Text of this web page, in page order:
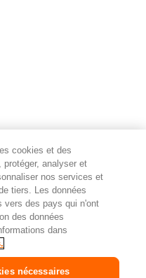
user/
cookies et des
protéger, analyser et
nos services et
tiers. Les données
vers des pays qui n'ont
des données
dans
nécessaires